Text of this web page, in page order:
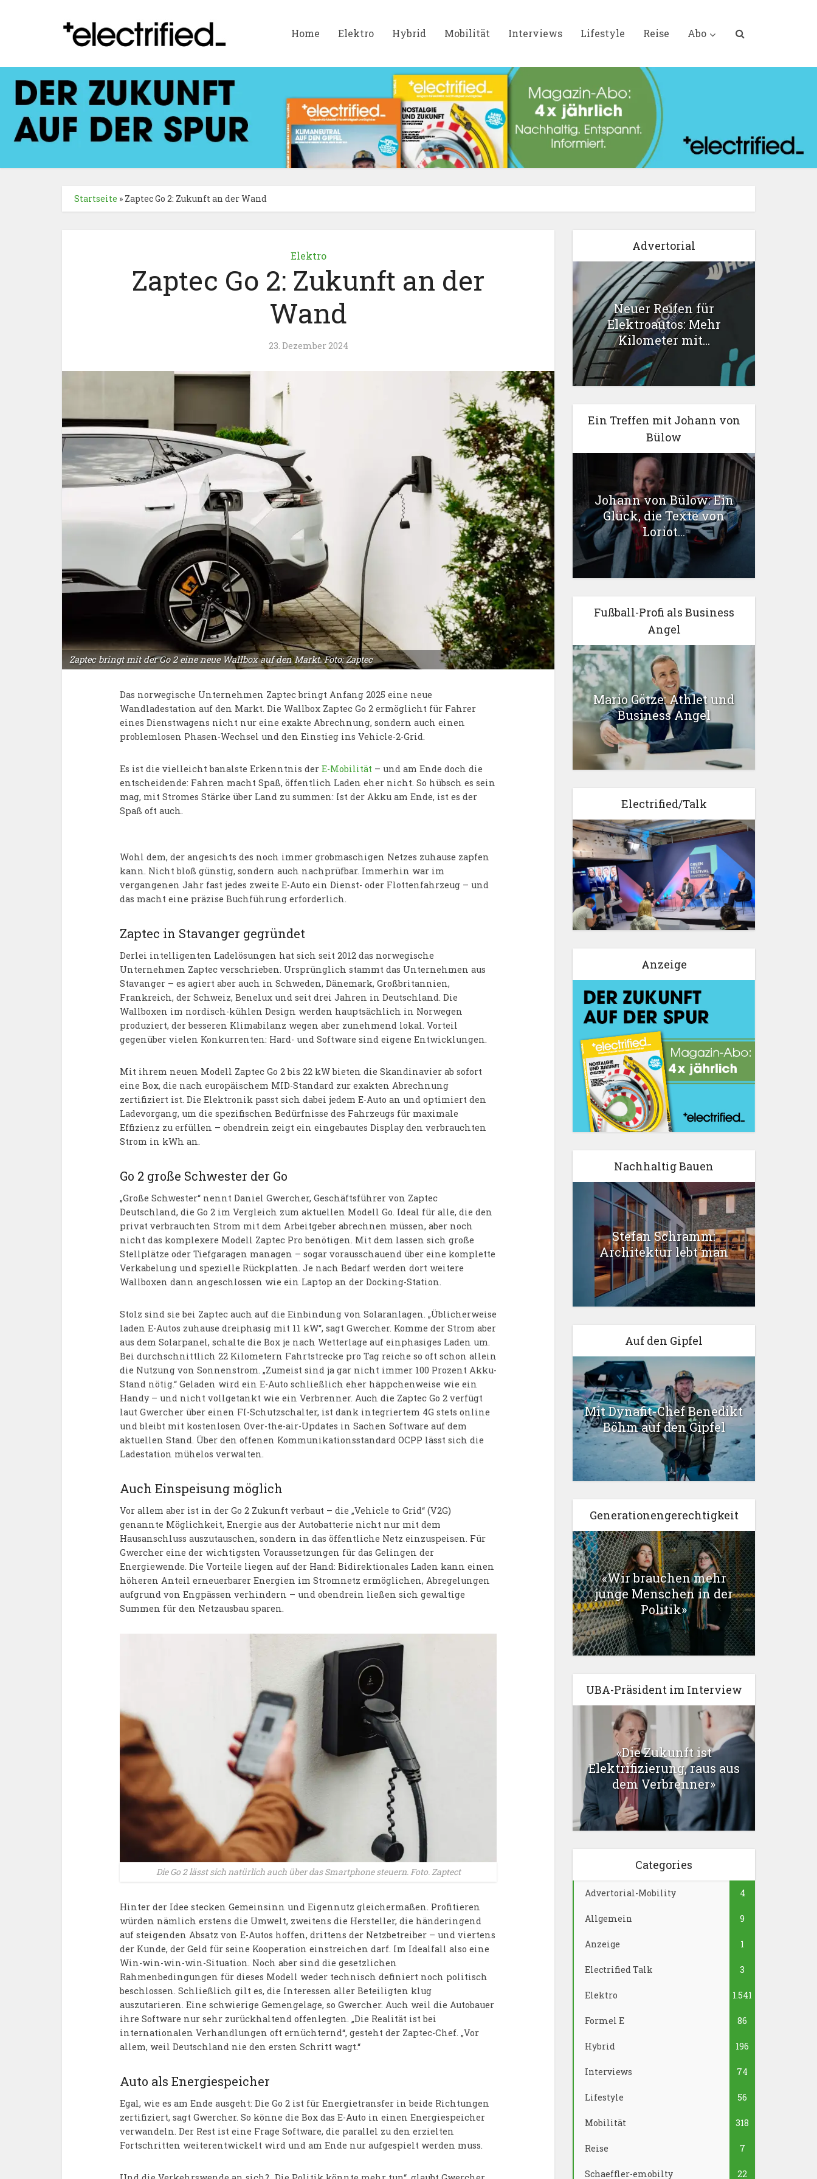
Home Elektro Hybrid Mobilität Interviews Lifestyle Reise Abo
Startseite » Zaptec Go 2: Zukunft an der Wand
Elektro
Zaptec Go 2: Zukunft an der
Wand
23. Dezember 2024
Zaptec bringt mit der Go 2 eine neue Wallbox auf den Markt. Foto: Zaptec
Das norwegische Unternehmen Zaptec bringt Anfang 2025 eine neue
Wandladestation auf den Markt. Die Wallbox Zaptec Go 2 ermöglicht für Fahrer
eines Dienstwagens nicht nur eine exakte Abrechnung, sondern auch einen
problemlosen Phasen-Wechsel und den Einstieg ins Vehicle-2-Grid.
Es ist die vielleicht banalste Erkenntnis der E-Mobilität – und am Ende doch die
entscheidende: Fahren macht Spaß, öffentlich Laden eher nicht. So hübsch es sein
mag, mit Stromes Stärke über Land zu summen: Ist der Akku am Ende, ist es der
Spaß oft auch.
Wohl dem, der angesichts des noch immer grobmaschigen Netzes zuhause zapfen
kann. Nicht bloß günstig, sondern auch nachprüfbar. Immerhin war im
vergangenen Jahr fast jedes zweite E-Auto ein Dienst- oder Flottenfahrzeug – und
das macht eine präzise Buchführung erforderlich.
Zaptec in Stavanger gegründet
Derlei intelligenten Ladelösungen hat sich seit 2012 das norwegische
Unternehmen Zaptec verschrieben. Ursprünglich stammt das Unternehmen aus
Stavanger – es agiert aber auch in Schweden, Dänemark, Großbritannien,
Frankreich, der Schweiz, Benelux und seit drei Jahren in Deutschland. Die
Wallboxen im nordisch-kühlen Design werden hauptsächlich in Norwegen
produziert, der besseren Klimabilanz wegen aber zunehmend lokal. Vorteil
gegenüber vielen Konkurrenten: Hard- und Software sind eigene Entwicklungen.
Mit ihrem neuen Modell Zaptec Go 2 bis 22 kW bieten die Skandinavier ab sofort
eine Box, die nach europäischem MID-Standard zur exakten Abrechnung
zertifiziert ist. Die Elektronik passt sich dabei jedem E-Auto an und optimiert den
Ladevorgang, um die spezifischen Bedürfnisse des Fahrzeugs für maximale
Effizienz zu erfüllen – obendrein zeigt ein eingebautes Display den verbrauchten
Strom in kWh an.
Go 2 große Schwester der Go
„Große Schwester“ nennt Daniel Gwercher, Geschäftsführer von Zaptec
Deutschland, die Go 2 im Vergleich zum aktuellen Modell Go. Ideal für alle, die den
privat verbrauchten Strom mit dem Arbeitgeber abrechnen müssen, aber noch
nicht das komplexere Modell Zaptec Pro benötigen. Mit dem lassen sich große
Stellplätze oder Tiefgaragen managen – sogar vorausschauend über eine komplette
Verkabelung und spezielle Rückplatten. Je nach Bedarf werden dort weitere
Wallboxen dann angeschlossen wie ein Laptop an der Docking-Station.
Stolz sind sie bei Zaptec auch auf die Einbindung von Solaranlagen. „Üblicherweise
laden E-Autos zuhause dreiphasig mit 11 kW“, sagt Gwercher. Komme der Strom aber
aus dem Solarpanel, schalte die Box je nach Wetterlage auf einphasiges Laden um.
Bei durchschnittlich 22 Kilometern Fahrtstrecke pro Tag reiche so oft schon allein
die Nutzung von Sonnenstrom. „Zumeist sind ja gar nicht immer 100 Prozent Akku-
Stand nötig.“ Geladen wird ein E-Auto schließlich eher häppchenweise wie ein
Handy – und nicht vollgetankt wie ein Verbrenner. Auch die Zaptec Go 2 verfügt
laut Gwercher über einen FI-Schutzschalter, ist dank integriertem 4G stets online
und bleibt mit kostenlosen Over-the-air-Updates in Sachen Software auf dem
aktuellen Stand. Über den offenen Kommunikationsstandard OCPP lässt sich die
Ladestation mühelos verwalten.
Auch Einspeisung möglich
Vor allem aber ist in der Go 2 Zukunft verbaut – die „Vehicle to Grid“ (V2G)
genannte Möglichkeit, Energie aus der Autobatterie nicht nur mit dem
Hausanschluss auszutauschen, sondern in das öffentliche Netz einzuspeisen. Für
Gwercher eine der wichtigsten Voraussetzungen für das Gelingen der
Energiewende. Die Vorteile liegen auf der Hand: Bidirektionales Laden kann einen
höheren Anteil erneuerbarer Energien im Stromnetz ermöglichen, Abregelungen
aufgrund von Engpässen verhindern – und obendrein ließen sich gewaltige
Summen für den Netzausbau sparen.
Die Go 2 lässt sich natürlich auch über das Smartphone steuern. Foto. Zaptect
Hinter der Idee stecken Gemeinsinn und Eigennutz gleichermaßen. Profitieren
würden nämlich erstens die Umwelt, zweitens die Hersteller, die händeringend
auf steigenden Absatz von E-Autos hoffen, drittens der Netzbetreiber – und viertens
der Kunde, der Geld für seine Kooperation einstreichen darf. Im Idealfall also eine
Win-win-win-win-Situation. Noch aber sind die gesetzlichen
Rahmenbedingungen für dieses Modell weder technisch definiert noch politisch
beschlossen. Schließlich gilt es, die Interessen aller Beteiligten klug
auszutarieren. Eine schwierige Gemengelage, so Gwercher. Auch weil die Autobauer
ihre Software nur sehr zurückhaltend offenlegten. „Die Realität ist bei
internationalen Verhandlungen oft ernüchternd“, gesteht der Zaptec-Chef. „Vor
allem, weil Deutschland nie den ersten Schritt wagt.“
Auto als Energiespeicher
Egal, wie es am Ende ausgeht: Die Go 2 ist für Energietransfer in beide Richtungen
zertifiziert, sagt Gwercher. So könne die Box das E-Auto in einen Energiespeicher
verwandeln. Der Rest ist eine Frage Software, die parallel zu den erzielten
Fortschritten weiterentwickelt wird und am Ende nur aufgespielt werden muss.
Advertorial
Neuer Reifen für
Elektroautos: Mehr
Kilometer mit...
Ein Treffen mit Johann von
Bülow
Johann von Bülow: Ein
Glück, die Texte von
Loriot...
Fußball-Profi als Business
Angel
Mario Götze: Athlet und
Business Angel
Electrified/Talk
Anzeige
Nachhaltig Bauen
Stefan Schramm:
Architektur lebt man
Auf den Gipfel
Mit Dynafit-Chef Benedikt
Böhm auf den Gipfel
Generationengerechtigkeit
«Wir brauchen mehr
junge Menschen in der
Politik»
UBA-Präsident im Interview
«Die Zukunft ist
Elektrifizierung, raus aus
dem Verbrenner»
Categories
Advertorial-Mobility 4
Allgemein 9
Anzeige 1
Electrified Talk 3
Elektro 1.541
Formel E 86
Hybrid 196
Interviews 74
Lifestyle 56
Mobilität 318
Reise 7
Schaeffler-emobilty 22